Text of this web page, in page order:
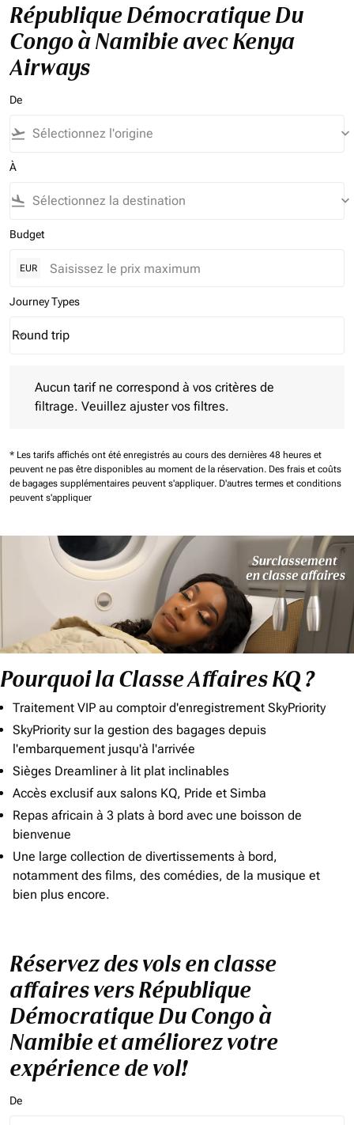
République Démocratique Du
Congo à Namibie avec Kenya
Airways
De
flight_takeoff keyboard_arrow_down
À
flight_land keyboard_arrow_down
Budget
EUR
Journey Types
Journey Types option Round trip Selected
Round trip
keyboard_arrow_down
Aucun tarif ne correspond à vos critères de
filtrage. Veuillez ajuster vos filtres.
* Les tarifs affichés ont été enregistrés au cours des dernières 48 heures et
peuvent ne pas être disponibles au moment de la réservation. Des frais et coûts
de bagages supplémentaires peuvent s'appliquer. D'autres termes et conditions
peuvent s'appliquer
Pourquoi la Classe Affaires KQ ?
Traitement VIP au comptoir d'enregistrement SkyPriority
SkyPriority sur la gestion des bagages depuis
l'embarquement jusqu'à l'arrivée
Sièges Dreamliner à lit plat inclinables
Accès exclusif aux salons KQ, Pride et Simba
Repas africain à 3 plats à bord avec une boisson de
bienvenue
Une large collection de divertissements à bord,
notamment des films, des comédies, de la musique et
bien plus encore.
Réservez des vols en classe
affaires vers République
Démocratique Du Congo à
Namibie et améliorez votre
expérience de vol!
De